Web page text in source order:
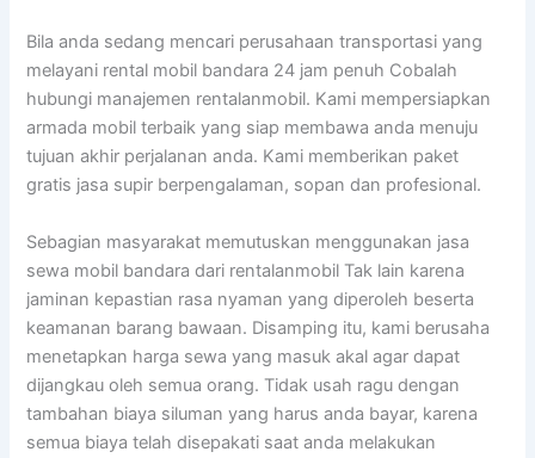
Bila anda sedang mencari perusahaan transportasi yang
melayani rental mobil bandara 24 jam penuh Cobalah
hubungi manajemen rentalanmobil. Kami mempersiapkan
armada mobil terbaik yang siap membawa anda menuju
tujuan akhir perjalanan anda. Kami memberikan paket
gratis jasa supir berpengalaman, sopan dan profesional.
Sebagian masyarakat memutuskan menggunakan jasa
sewa mobil bandara dari rentalanmobil Tak lain karena
jaminan kepastian rasa nyaman yang diperoleh beserta
keamanan barang bawaan. Disamping itu, kami berusaha
menetapkan harga sewa yang masuk akal agar dapat
dijangkau oleh semua orang. Tidak usah ragu dengan
tambahan biaya siluman yang harus anda bayar, karena
semua biaya telah disepakati saat anda melakukan